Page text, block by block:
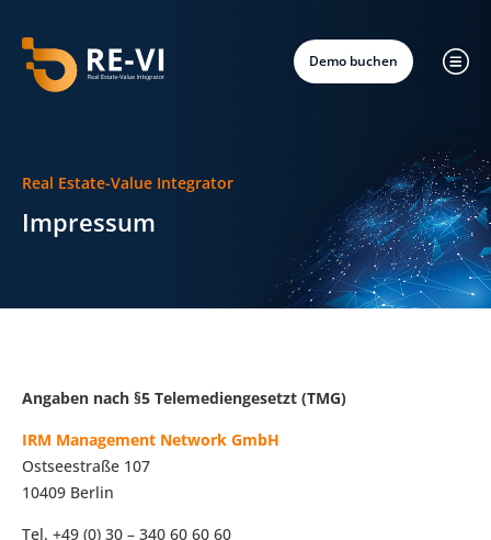
Demo buchen
Real Estate-Value Integrator
Impressum
Angaben nach §5 Telemediengesetzt (TMG)
IRM Management Network GmbH
Ostseestraße 107
10409 Berlin
Tel. +49 (0) 30 – 340 60 60 60